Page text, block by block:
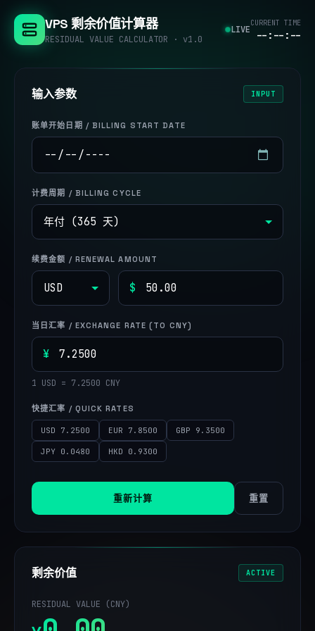
VPS 剩余价值计算器
RESIDUAL VALUE CALCULATOR · v1.0
LIVE
CURRENT TIME
--:--:--
输入参数 INPUT
账单开始日期 / BILLING START DATE
计费周期 / BILLING CYCLE
续费金额 / RENEWAL AMOUNT
$
当日汇率 / EXCHANGE RATE (TO CNY)
¥
1 USD = 7.2500 CNY
快捷汇率 / QUICK RATES
USD 7.2500 EUR 7.8500 GBP 9.3500
JPY 0.0480 HKD 0.9300
重新计算 重置
剩余价值 ACTIVE
RESIDUAL VALUE (CNY)